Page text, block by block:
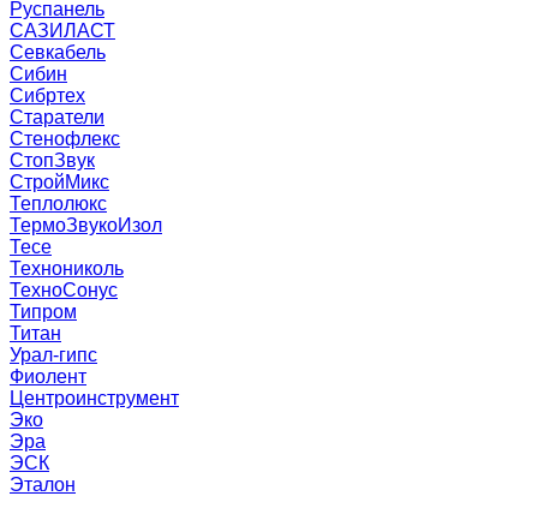
Руспанель
САЗИЛАСТ
Севкабель
Сибин
Сибртех
Старатели
Стенофлекс
СтопЗвук
СтройМикс
Теплолюкс
ТермоЗвукоИзол
Тесе
Технониколь
ТехноСонус
Типром
Титан
Урал-гипс
Фиолент
Центроинструмент
Эко
Эра
ЭСК
Эталон